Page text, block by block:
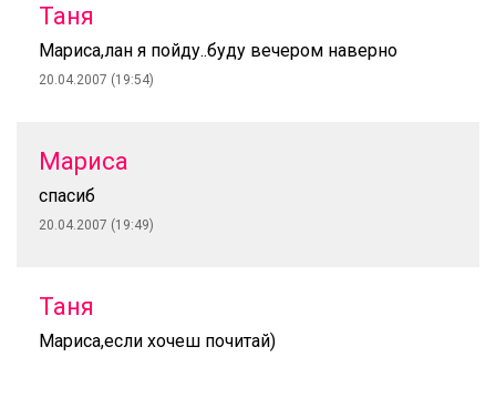
Таня
Мариса,лан я пойду..буду вечером наверно
20.04.2007 (19:54)
Мариса
спасиб
20.04.2007 (19:49)
Таня
Мариса,если хочеш почитай)